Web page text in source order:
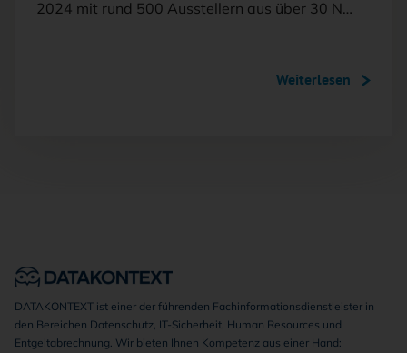
2024 mit rund 500 Ausstellern aus über 30 N…
Weiterlesen
DATAKONTEXT ist einer der führenden Fachinformationsdienstleister in
den Bereichen Datenschutz, IT-Sicherheit, Human Resources und
Entgeltabrechnung. Wir bieten Ihnen Kompetenz aus einer Hand: